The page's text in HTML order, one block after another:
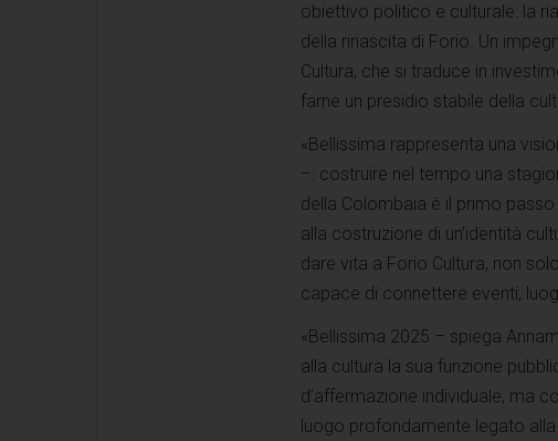
obiettivo politico e culturale: la
della rinascita di Forio. Un
Cultura, che si traduce in
farne un presidio stabile della
«Bellissima rappresenta una
–: costruire nel tempo una
della Colombaia è il primo
alla costruzione di un’identità
dare vita a Forio Cultura, non
capace di connettere eventi,
«Bellissima 2025 – spiega
alla cultura la sua funzione
d’affermazione individuale, ma
luogo profondamente legato